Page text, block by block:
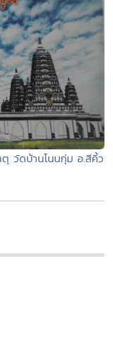
วัดบ้านโนนกุ่ม อ.สีคิ้ว